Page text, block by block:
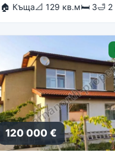
🏠 Къща📐 129 кв.м🛏 3🛁 2
120 000 €